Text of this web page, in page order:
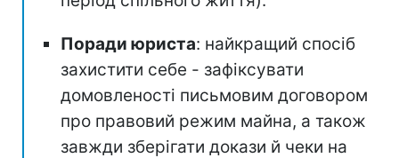
Поради юриста: найкращий спосіб
захистити себе - зафіксувати
домовленості письмовим договором
про правовий режим майна, а також
завжди зберігати докази й чеки на